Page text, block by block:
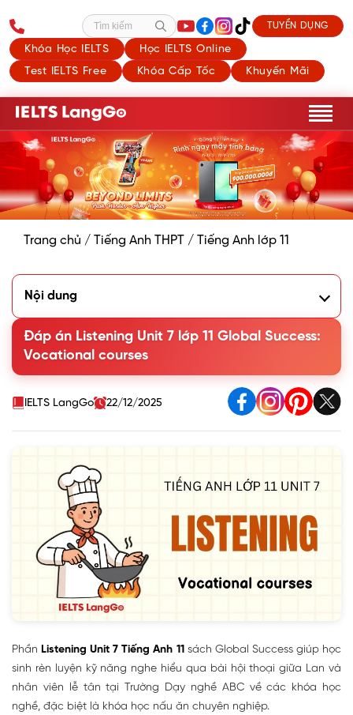
Khóa Học IELTS
Học IELTS Online
Test IELTS Free
Khóa Cấp Tốc Khuyến Mãi
Tìm kiếm TUYỂN DỤNG
Trang chủ / Tiếng Anh THPT / Tiếng Anh lớp 11
Nội dung
following questions
2. Choose the correct meanings of the underlined words
and phrase
3. Listen to a conversation between Lan and the
receptionist at ABC Vocational School. What are they
talking about?
Đáp án Listening Unit 7 lớp 11 Global Success:
Vocational courses
IELTS LangGo 22/12/2025
Phần Listening Unit 7 Tiếng Anh 11 sách Global Success giúp học
sinh rèn luyện kỹ năng nghe hiểu qua bài hội thoại giữa Lan và
nhân viên lễ tân tại Trường Dạy nghề ABC về các khóa học
nghề, đặc biệt là khóa học nấu ăn chuyên nghiệp.